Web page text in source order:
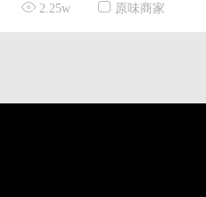
2.25w 原味商家